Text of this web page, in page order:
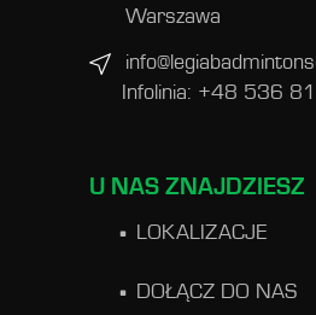
Warszawa
Infolinia: +48 536
U NAS ZNAJDZIESZ
LOKALIZACJE
DOŁĄCZ DO NAS